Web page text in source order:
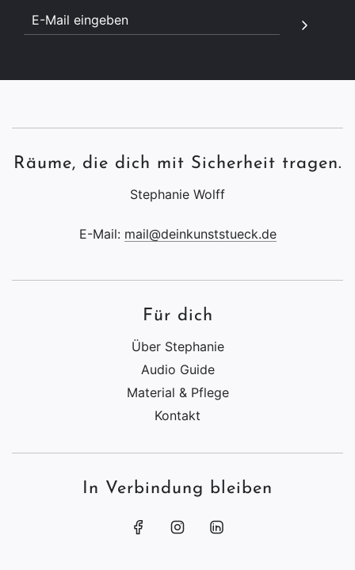
Räume, die dich mit Sicherheit tragen.
Stephanie Wolff
E-Mail: mail@deinkunststueck.de
Für dich
Über Stephanie
Audio Guide
Material & Pflege
Kontakt
In Verbindung bleiben